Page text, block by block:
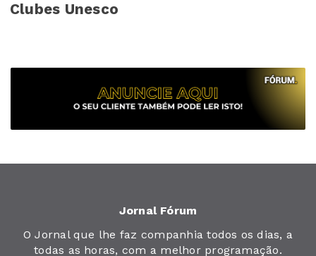
Clubes Unesco
Jornal Fórum
O Jornal que lhe faz companhia todos os dias, a
todas as horas, com a melhor programação.